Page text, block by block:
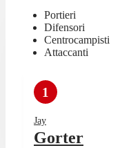
Portieri
Difensori
Centrocampisti
Attaccanti
1
Jay
Gorter